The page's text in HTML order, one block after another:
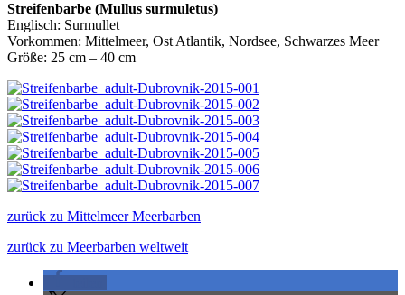
Streifenbarbe (Mullus surmuletus)
Englisch: Surmullet
Vorkommen: Mittelmeer, Ost Atlantik, Nordsee, Schwarzes Meer
Größe: 25 cm – 40 cm
zurück zu Mittelmeer Meerbarben
zurück zu Meerbarben weltweit